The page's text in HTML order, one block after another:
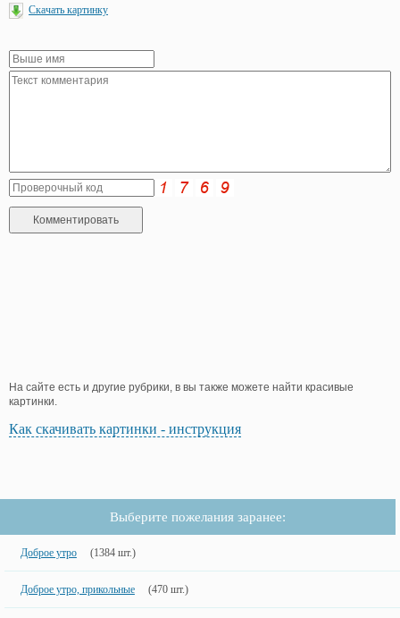
Скачать картинку
На сайте есть и другие рубрики, в вы также можете найти красивые
картинки.
Как скачивать картинки - инструкция
Выберите пожелания заранее:
Доброе утро (1384 шт.)
Доброе утро, прикольные (470 шт.)